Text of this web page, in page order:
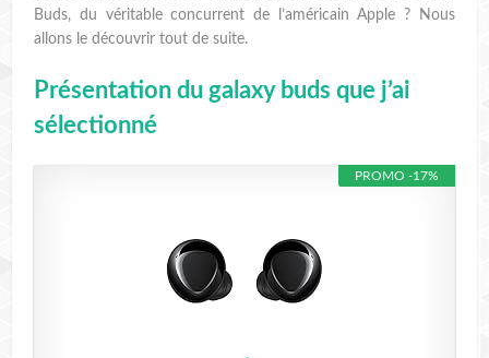
Buds, du véritable concurrent de l’américain Apple ? Nous
allons le découvrir tout de suite.
Présentation du galaxy buds que j’ai
sélectionné
PROMO -17%